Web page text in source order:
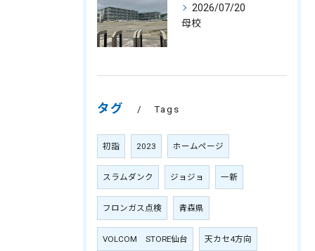
2026/07/20
母校
タグ Tags
初詣 2023 ホームページ
スラムダンク ジョジョ 一新
フロンガス点検 青森県
VOLCOM STORE仙台 天カセ4方向